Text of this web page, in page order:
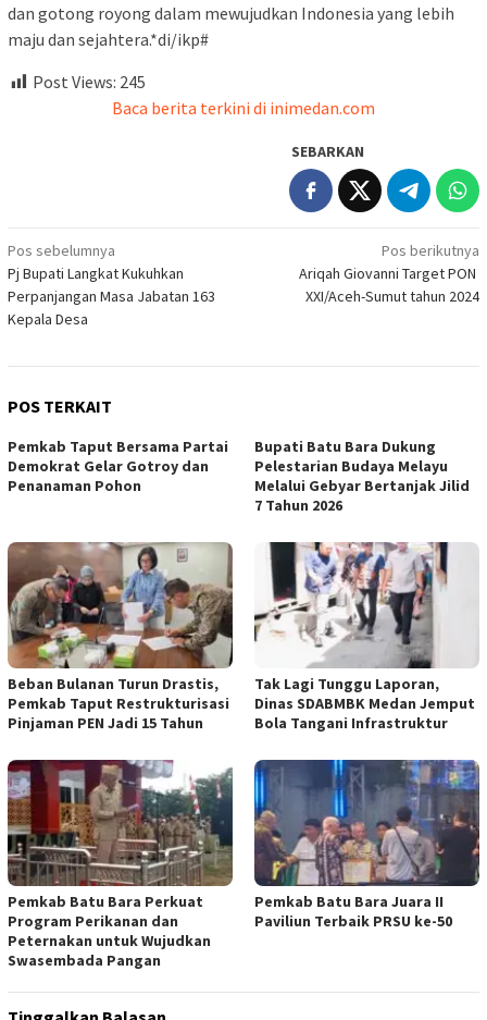
dan gotong royong dalam mewujudkan Indonesia yang lebih
maju dan sejahtera.*di/ikp#
Post Views: 245
Baca berita terkini di inimedan.com
SEBARKAN
Navigasi
pos
Pos sebelumnya
Pj Bupati Langkat Kukuhkan
Perpanjangan Masa Jabatan 163
Kepala Desa
Pos berikutnya
Ariqah Giovanni Target PON
XXI/Aceh-Sumut tahun 2024
POS TERKAIT
Pemkab Taput Bersama Partai
Demokrat Gelar Gotroy dan
Penanaman Pohon
Bupati Batu Bara Dukung
Pelestarian Budaya Melayu
Melalui Gebyar Bertanjak Jilid
7 Tahun 2026
Beban Bulanan Turun Drastis,
Pemkab Taput Restrukturisasi
Pinjaman PEN Jadi 15 Tahun‎
Tak Lagi Tunggu Laporan,
Dinas SDABMBK Medan Jemput
Bola Tangani Infrastruktur
Pemkab Batu Bara Perkuat
Program Perikanan dan
Peternakan untuk Wujudkan
Swasembada Pangan
Pemkab Batu Bara Juara II
Paviliun Terbaik PRSU ke-50